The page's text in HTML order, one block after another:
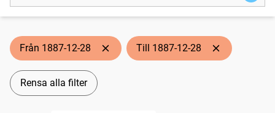
Från 1887-12-28 Till 1887-12-28
Rensa alla filter